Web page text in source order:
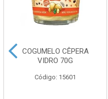
COGUMELO CÊPERA
VIDRO 70G
Código: 15601